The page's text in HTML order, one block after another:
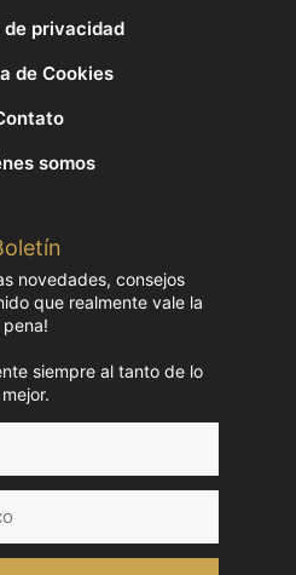
privacidad
de Cookies
somos
novedades, consejos
que realmente vale la
pena!
siempre al tanto de lo
mejor.